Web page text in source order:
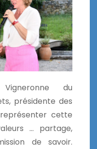
du
présidente des
cette
… partage,
de savoir.